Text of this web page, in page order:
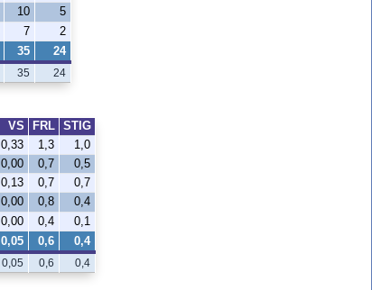
10
5
7 2
35 24
35 24
VS FRL
STIG
0,33 1,3
1,0
0,00 0,7
0,5
0,13 0,7
0,7
0,00 0,8
0,4
0,00 0,4 0,1
0,05 0,6 0,4
0,05 0,6 0,4